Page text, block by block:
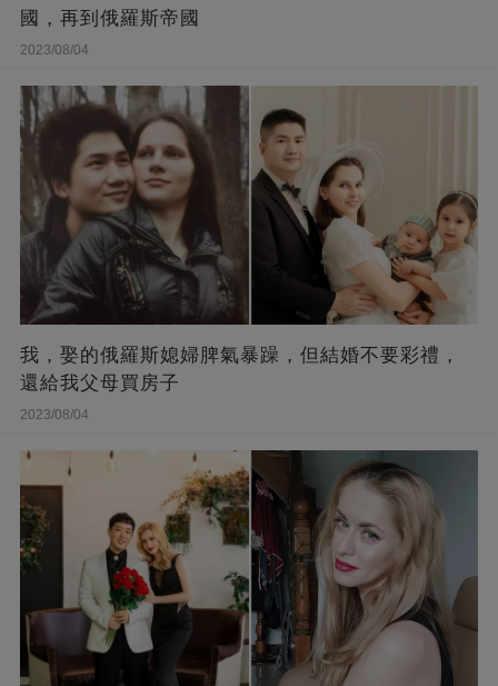
國，再到俄羅斯帝國
2023/08/04
我，娶的俄羅斯媳婦脾氣暴躁，但結婚不要彩禮，
還給我父母買房子
2023/08/04